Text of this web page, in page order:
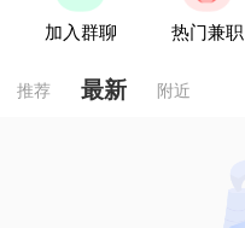
加入群聊 热门兼职
推荐 最新 附近